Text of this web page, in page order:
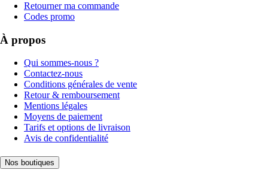
Retourner ma commande
Codes promo
À propos
Qui sommes-nous ?
Contactez-nous
Conditions générales de vente
Retour & remboursement
Mentions légales
Moyens de paiement
Tarifs et options de livraison
Avis de confidentialité
Nos boutiques